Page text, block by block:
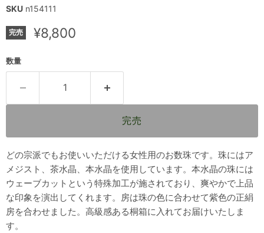
SKU n154111
完売 現在の価格
¥8,800
数量
完売
どの宗派でもお使いいただける女性用のお数珠です。珠にはア
メジスト、茶水晶、本水晶を使用しています。本水晶の珠には
ウェーブカットという特殊加工が施されており、爽やかで上品
な印象を演出してくれます。房は珠の色に合わせて紫色の正絹
房を合わせました。高級感ある桐箱に入れてお届けいたしま
す。